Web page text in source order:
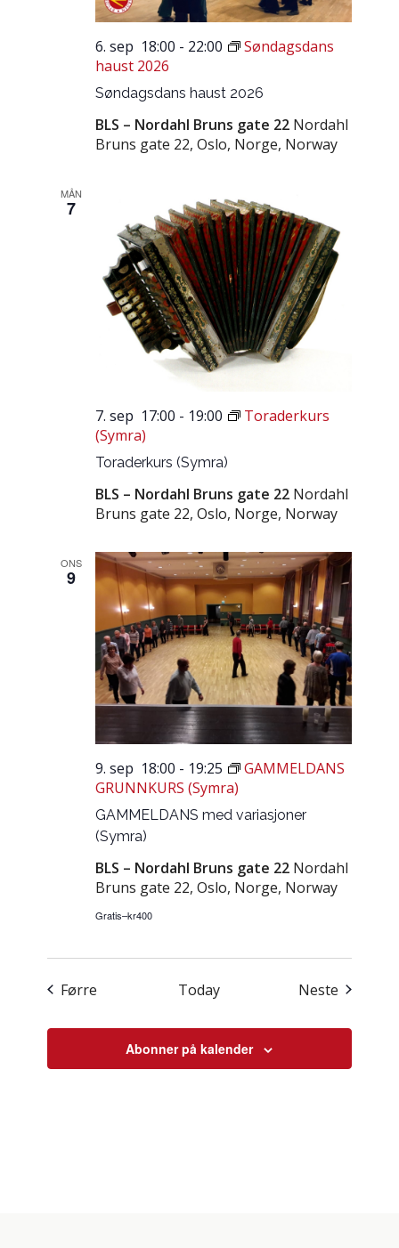
Søndagsdans haust 2026
6. sep 18:00 - 22:00
Søndagsdans
haust 2026
BLS – Nordahl Bruns gate 22 Nordahl
Bruns gate 22, Oslo, Norge, Norway
MÅN
7
Toraderkurs (Symra)
7. sep 17:00 - 19:00
Toraderkurs
(Symra)
BLS – Nordahl Bruns gate 22 Nordahl
Bruns gate 22, Oslo, Norge, Norway
ONS
9
GAMMELDANS med variasjoner
(Symra)
9. sep 18:00 - 19:25
GAMMELDANS
GRUNNKURS (Symra)
BLS – Nordahl Bruns gate 22 Nordahl
Bruns gate 22, Oslo, Norge, Norway
Gratis–kr400
Førre Today Neste
Abonner på kalender